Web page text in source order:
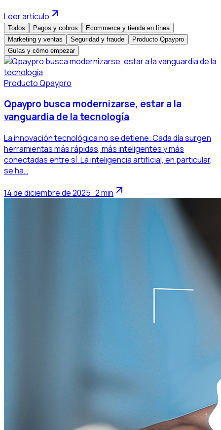
Leer artículo
Todos Pagos y cobros
Ecommerce y tienda en línea
Marketing y ventas
Seguridad y fraude
Producto Qpaypro
Guías y cómo empezar
Producto Qpaypro
Qpaypro busca modernizarse, estar a la
vanguardia de la tecnología
La innovación tecnológica no se detiene. Cada día surgen
herramientas más rápidas, más inteligentes y más
conectadas entre sí. La inteligencia artificial, en particular,
se ha…
14 de diciembre de 2025 · 2 min